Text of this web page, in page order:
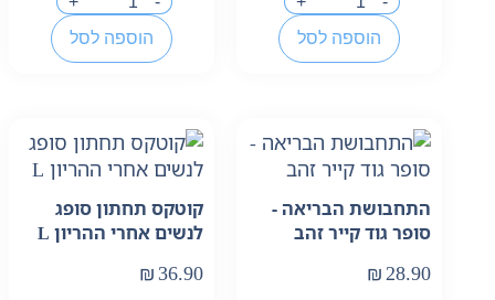
הוספה לסל
הוספה לסל
התחבושת הבריאה -
סופר גוד קייר זהב
₪28.90
קוטקס תחתון סופג
לנשים אחרי ההריון L
₪36.90